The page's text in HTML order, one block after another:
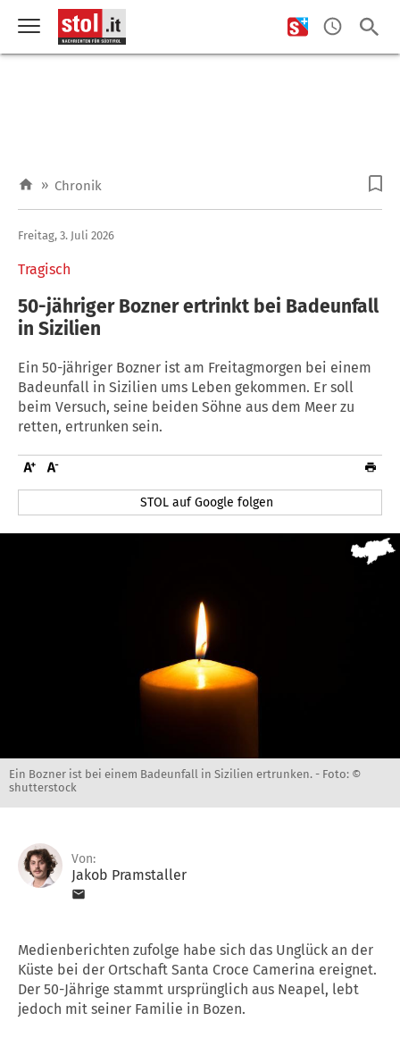
» Chronik
Tragisch
Freitag, 3. Juli 2026
50-jähriger Bozner ertrinkt bei Badeunfall
in Sizilien
Ein 50-jähriger Bozner ist am Freitagmorgen bei einem
Badeunfall in Sizilien ums Leben gekommen. Er soll
beim Versuch, seine beiden Söhne aus dem Meer zu
retten, ertrunken sein.
STOL auf Google folgen
Ein Bozner ist bei einem Badeunfall in Sizilien ertrunken. - Foto: ©
shutterstock
Von:
Jakob Pramstaller
Medienberichten zufolge habe sich das Unglück an der
Küste bei der Ortschaft Santa Croce Camerina ereignet.
Der 50-Jährige stammt ursprünglich aus Neapel, lebt
jedoch mit seiner Familie in Bozen.